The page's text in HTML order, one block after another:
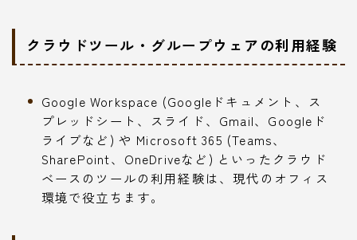
クラウドツール・グループウェアの利用経験
Google Workspace (Googleドキュメント、ス
プレッドシート、スライド、Gmail、Googleド
ライブなど) や Microsoft 365 (Teams、
SharePoint、OneDriveなど) といったクラウド
ベースのツールの利用経験は、現代のオフィス
環境で役立ちます。